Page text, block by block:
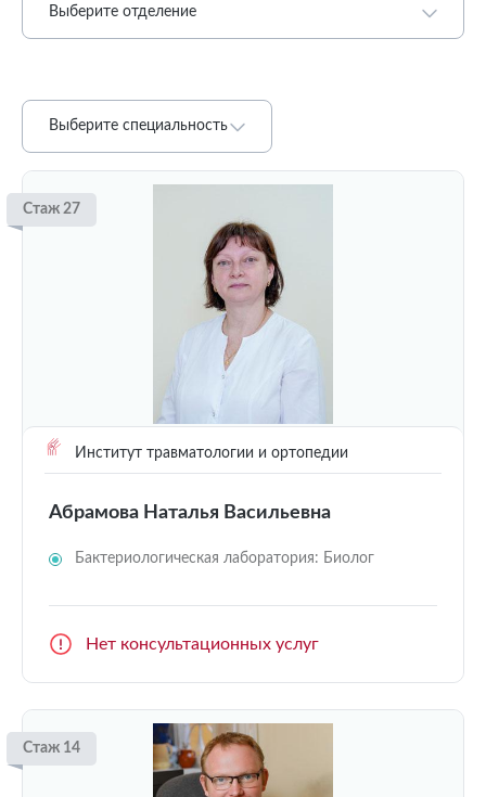
Выберите отделение
Выберите специальность
Стаж 27
Институт травматологии и ортопедии
Абрамова Наталья Васильевна
Бактериологическая лаборатория: Биолог
Нет консультационных услуг
Стаж 14